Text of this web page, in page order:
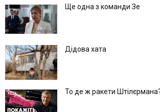
Ще одна з команди Зе
Дідова хата
То де ж ракети